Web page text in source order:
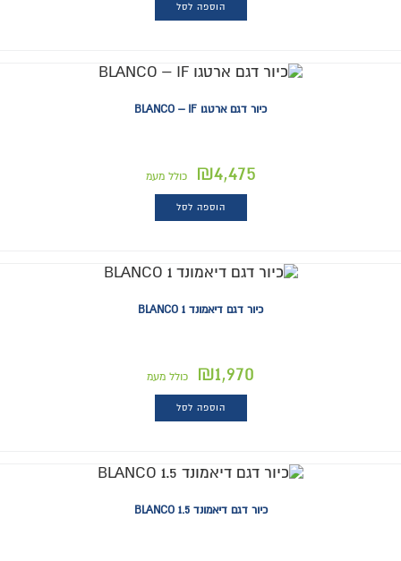
הוספה לסל
כיור דגם ארטגו BLANCO – IF
₪4,475 כולל מעמ
הוספה לסל
כיור דגם דיאמונד BLANCO 1
₪1,970 כולל מעמ
הוספה לסל
כיור דגם דיאמונד BLANCO 1.5